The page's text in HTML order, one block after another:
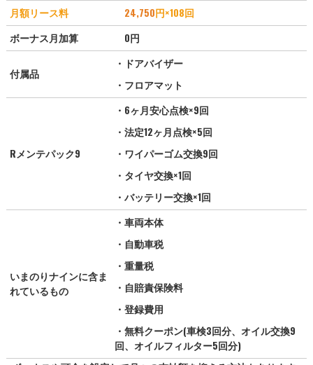
月額リース料 24,750円×108回
ボーナス月加算
0円
付属品
・ドアバイザー
・フロアマット
Rメンテパック9
・6ヶ月安心点検×9回
・法定12ヶ月点検×5回
・ワイパーゴム交換9回
・タイヤ交換×1回
・バッテリー交換×1回
いまのりナインに含ま
れているもの
・車両本体
・自動車税
・重量税
・自賠責保険料
・登録費用
・無料クーポン(車検3回分、オイル交換9
回、オイルフィルター5回分)